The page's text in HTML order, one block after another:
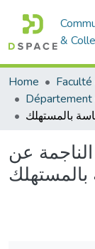
&
Home
عن
بالمستهلك